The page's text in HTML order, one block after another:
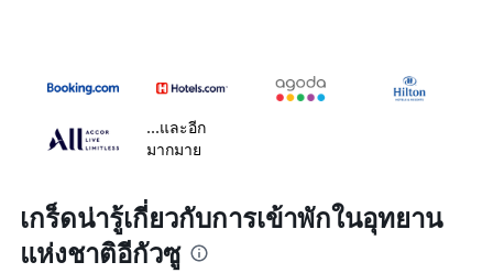
...และอีก
มากมาย
เกร็ดน่ารู้เกี่ยวกับการเข้าพักในอุทยาน
แห่งชาติอีกัวซู